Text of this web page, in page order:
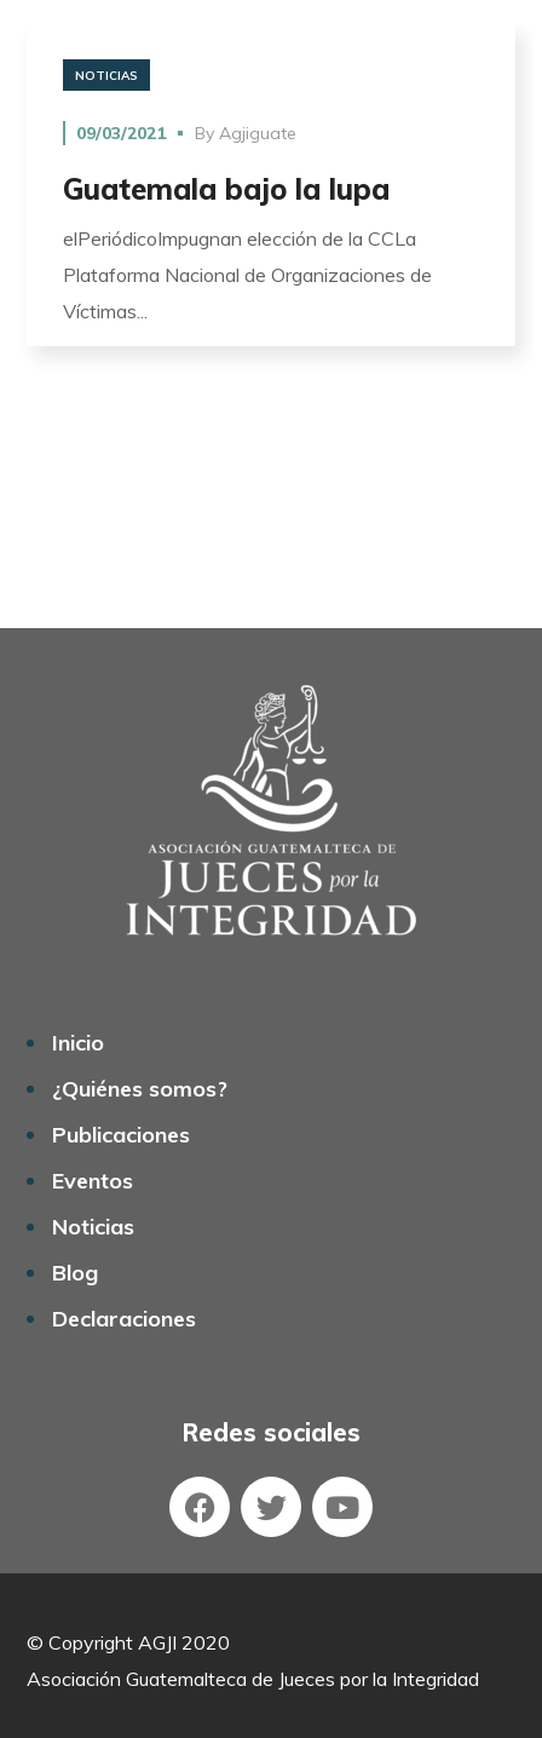
NOTICIAS
09/03/2021 ByAgjiguate
Guatemala bajo la lupa
elPeriódicoImpugnan elección de la CCLa
Plataforma Nacional de Organizaciones de
Víctimas...
Inicio
¿Quiénes somos?
Publicaciones
Eventos
Noticias
Blog
Declaraciones
Redes sociales
©Copyright AGJI 2020
Asociación Guatemalteca de Jueces por la Integridad